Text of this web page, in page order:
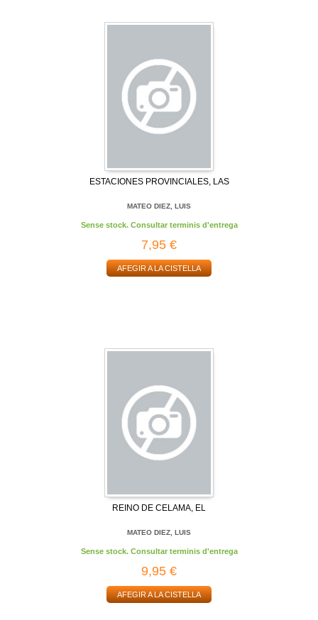
ESTACIONES PROVINCIALES, LAS
MATEO DIEZ, LUIS
Sense stock. Consultar terminis d'entrega
7,95 €
AFEGIR A LA CISTELLA
REINO DE CELAMA, EL
MATEO DIEZ, LUIS
Sense stock. Consultar terminis d'entrega
9,95 €
AFEGIR A LA CISTELLA